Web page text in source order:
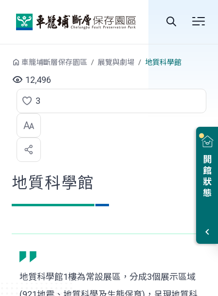
站
尋
開館狀態
車籠埔斷層保存園區 展覽與劇場 地質科學館
12,496
點
選
喜
歡
3
地質科學館
地質科學館1樓為常設展區，分成3個展示區域